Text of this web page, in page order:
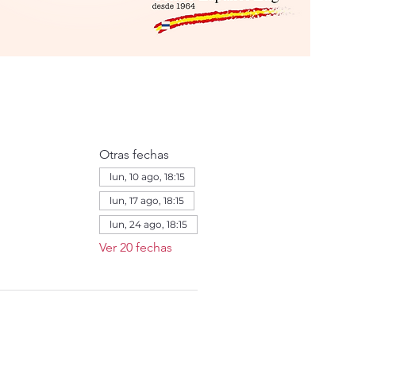
Otras fechas
lun, 10 ago, 18:15
lun, 17 ago, 18:15
lun, 24 ago, 18:15
Ver 20 fechas